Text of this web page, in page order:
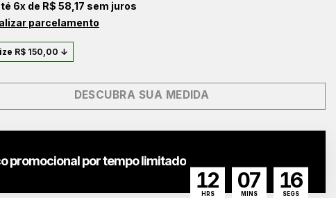
R$ 499,00.R$ 349,00.
6x de R$ 58,17 sem juros
parcelamento
R$ 150,00 ↓
DESCUBRA SUA MEDIDA
promocional por tempo limitado
12
HRS
07
MINS
15
SEGS